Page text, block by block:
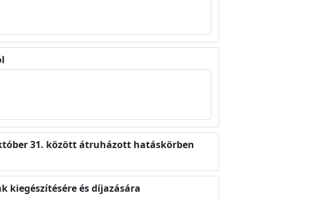
31. között átruházott hatáskörben
kiegészítésére és díjazására